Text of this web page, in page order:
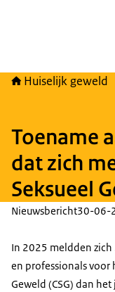
Huiselijk geweld
Toename
dat zich
Seksueel
Nieuwsbericht30-06-
In 2025 meldden
en professionals voor
Geweld (CSG) dan